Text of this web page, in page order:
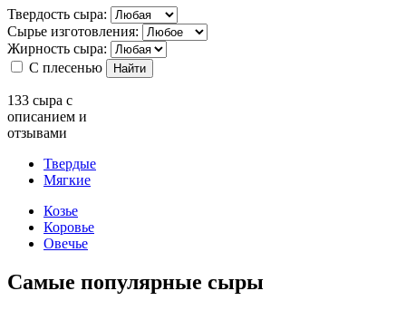
Твердость сыра:
Сырье изготовления:
Жирность сыра:
С плесенью
Найти
133 сыра с
описанием и
отзывами
Твердые
Мягкие
Козье
Коровье
Овечье
Самые популярные сыры